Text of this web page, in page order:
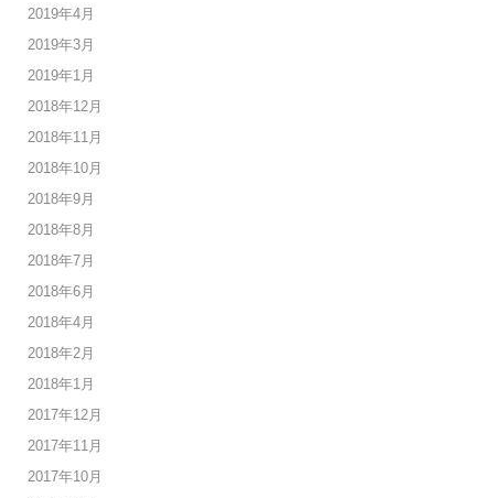
2019年4月
2019年3月
2019年1月
2018年12月
2018年11月
2018年10月
2018年9月
2018年8月
2018年7月
2018年6月
2018年4月
2018年2月
2018年1月
2017年12月
2017年11月
2017年10月